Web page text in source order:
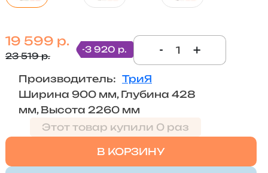
19 599 р.
23 519 р.
-3 920 р. - +
Производитель: ТриЯ
Ширина 900 мм, Глубина 428
мм, Высота 2260 мм
Этот товар купили 0 раз
В КОРЗИНУ